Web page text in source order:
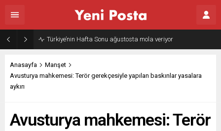
Türkiye’nin Hafta Sonu ağustosta mola veriyor
Anasayfa
Manşet
Avusturya mahkemesi: Terör gerekçesiyle yapılan baskınlar yasalara
aykırı
Avusturya mahkemesi: Terör